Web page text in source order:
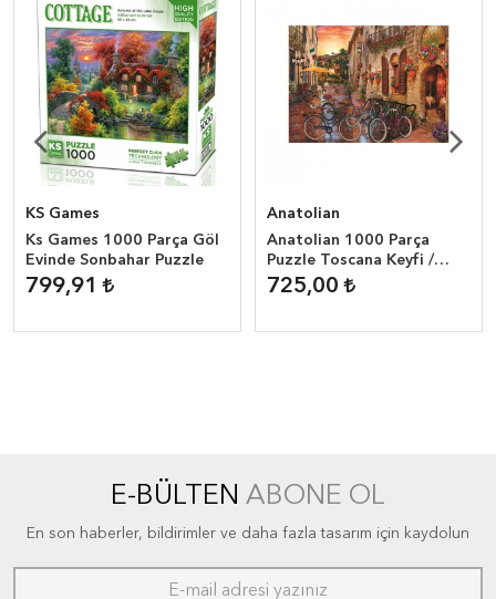
KS Games
Ks Games 1000 Parça Göl
Evinde Sonbahar Puzzle
799,91
Anatolian
Anatolian 1000 Parça
Puzzle Toscana Keyfi /
Biking in Tuscany
725,00
E-BÜLTEN ABONE OL
En son haberler, bildirimler ve daha fazla tasarım için kaydolun